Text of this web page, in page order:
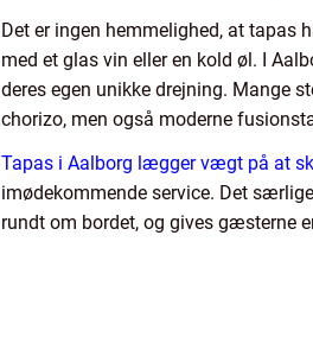
Det er ingen hemmelighed, at tapas
med et glas vin eller en kold øl. I
deres egen unikke drejning. Mange
chorizo, men også moderne
Tapas i Aalborg lægger vægt på at
imødekommende service. Det
rundt om bordet, og gives gæsterne